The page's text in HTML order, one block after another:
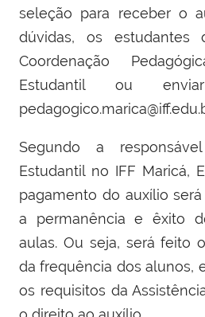
seleção para receber o
dúvidas, os estudantes
Coordenação
Estudantil ou
Segundo a
Estudantil no IFF Maricá,
pagamento do auxílio
a permanência e êxito
aulas. Ou seja, será feito
da frequência dos alunos,
os requisitos da